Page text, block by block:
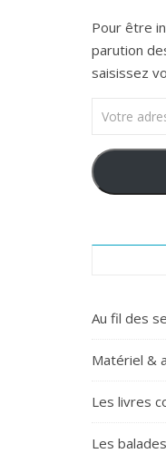
Pour être
parution
saisissez
Votre
Au fil des
Matériel &
Les livres
Les